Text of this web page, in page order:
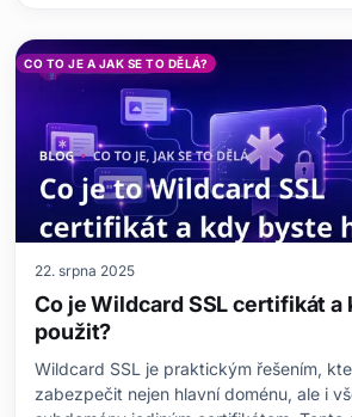
CO TO JE A JAK SE TO DĚLÁ?
22. srpna 2025
Co je Wildcard SSL certifikát a
použit?
Wildcard SSL je praktickým řešením,
zabezpečit nejen hlavní doménu, ale i